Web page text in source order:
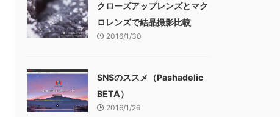
クローズアップレンズとマク
ロレンズで結晶撮影比較
2016/1/30
SNSのススメ（Pashadelic
BETA）
2016/1/26